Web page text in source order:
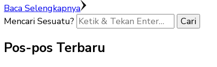
Baca Selengkapnya
Mencari Sesuatu?
Pos-pos Terbaru